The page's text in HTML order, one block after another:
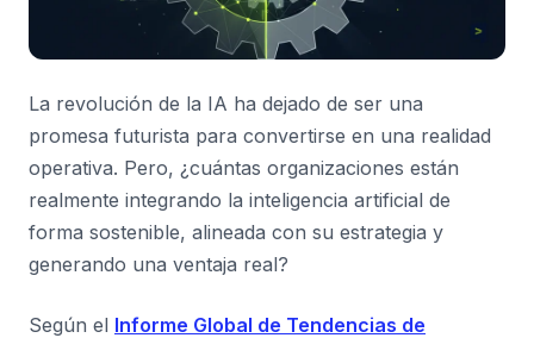
La revolución de la IA ha dejado de ser una
promesa futurista para convertirse en una realidad
operativa. Pero, ¿cuántas organizaciones están
realmente integrando la inteligencia artificial de
forma sostenible, alineada con su estrategia y
generando una ventaja real?
Según el Informe Global de Tendencias de